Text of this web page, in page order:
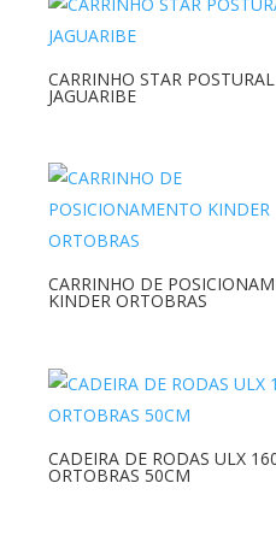
CARRINHO STAR POSTURAL
JAGUARIBE
CARRINHO DE
KINDER ORTOBRAS
CADEIRA DE RODAS ULX
ORTOBRAS 50CM